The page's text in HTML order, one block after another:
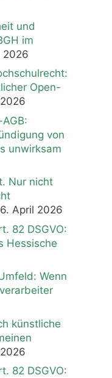
und
im
2026
Open-
von
unwirksam
Nur nicht
April 2026
82 DSGVO:
Hessische
Wenn
künstliche
82 DSGVO: